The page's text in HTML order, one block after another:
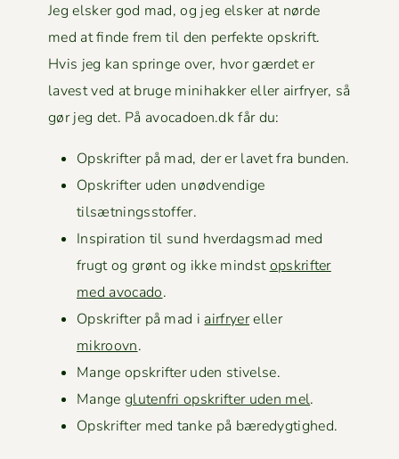
Jeg elsker god mad, og jeg elsker at nørde
med at finde frem til den per­fek­te opskrift.
Hvis jeg kan springe over, hvor gærdet er
lavest ved at bruge mini­hakker eller air­fry­er, så
gør jeg det. På avocadoen.dk får du:
Opskrifter på mad, der er lavet fra bunden.
Opskrifter uden unød­vendi­ge
tilsætningsstoffer.
Inspi­ra­tion til sund hverdags­mad med
frugt og grønt og ikke mindstopskrifter
med avo­ca­do.
Opskrifter på mad i air­fry­ereller
mikroovn.
Mange opskrifter uden stivelse.
Mange gluten­fri opskrifter uden mel.
Opskrifter med tanke på bæredygtighed.